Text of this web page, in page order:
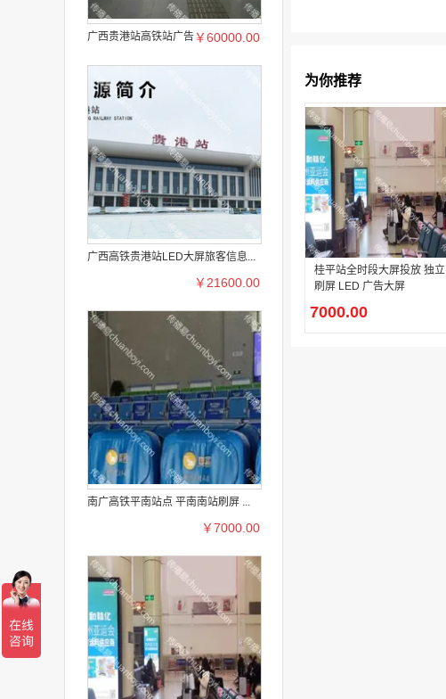
广西贵港站高铁站广告 ￥60000.00
广西高铁贵港站LED大屏旅客信息...
￥21600.00
南广高铁平南站点 平南南站刷屏 ...
￥7000.00
为你推荐
桂平站全时段大屏投放 独立
刷屏 LED 广告大屏
7000.00